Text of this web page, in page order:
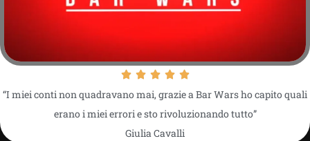
“I miei conti non quadravano mai, grazie a Bar Wars ho capito quali
erano i miei errori e sto rivoluzionando tutto”
Giulia Cavalli